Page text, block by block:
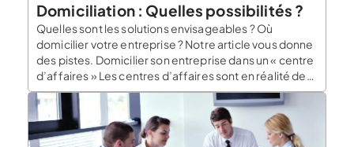
Domiciliation : Quelles possibilités ?
Quelles sont les solutions envisageables ? Où
domicilier votre entreprise ? Notre article vous donne
des pistes. Domicilier son entreprise dans un « centre
d’affaires » Les centres d’affaires sont en réalité des
entreprises dont l’objet social est simplement de
servir de siège social à un certain nombre
d’entreprises inscrites au RCS (Registre du
Commerce […]